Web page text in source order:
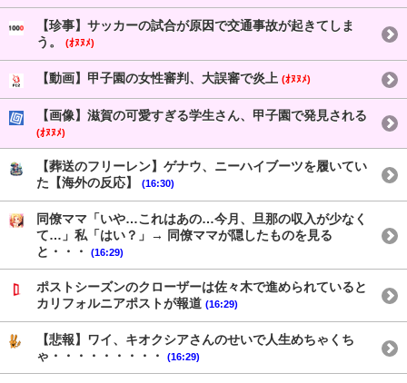
【珍事】サッカーの試合が原因で交通事故が起きてしま
う。
(ｵﾇﾇﾒ)
【動画】甲子園の女性審判、大誤審で炎上 (ｵﾇﾇﾒ)
【画像】滋賀の可愛すぎる学生さん、甲子園で発見される
(ｵﾇﾇﾒ)
【葬送のフリーレン】ゲナウ、ニーハイブーツを履いてい
た【海外の反応】
(16:30)
同僚ママ「いや…これはあの…今月、旦那の収入が少なく
て…」私「はい？」→ 同僚ママが隠したものを見る
と・・・
(16:29)
ポストシーズンのクローザーは佐々木で進められていると
カリフォルニアポストが報道 (16:29)
【悲報】ワイ、キオクシアさんのせいで人生めちゃくち
ゃ・・・・・・・・・
(16:29)